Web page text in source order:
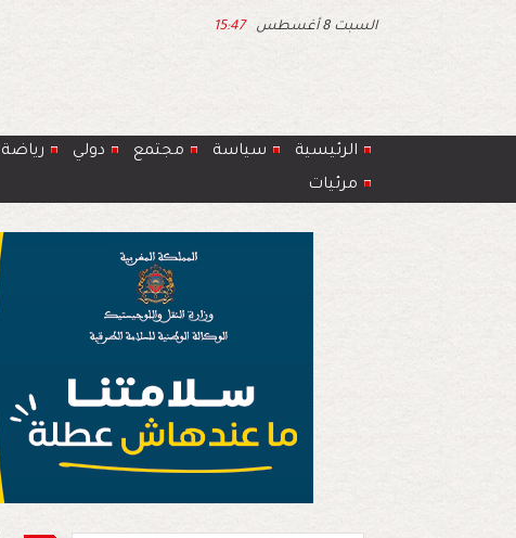
السبت 8 أغسطس 15:47
الرئيسية سياسة مجتمع دولي رياضة
مرئيات